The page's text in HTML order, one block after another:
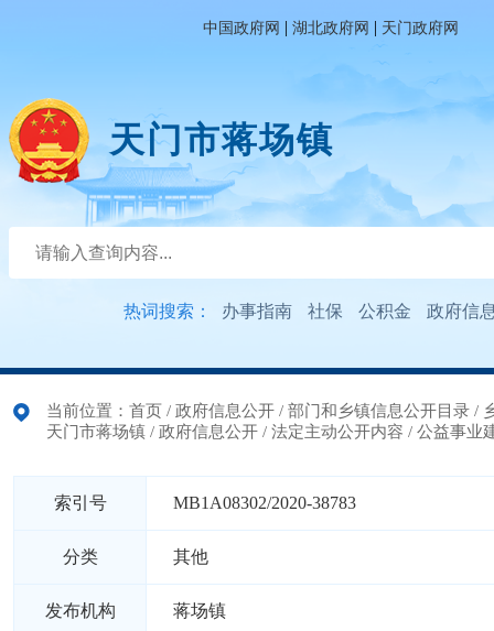
中国政府网 | 湖北政府网 | 天门政府网
天门市蒋场镇
热词搜索： 办事指南 社保 公积金 政府信
当前位置： 首页 / 政府信息公开 / 部门和乡镇信息公开目录 /
天门市蒋场镇 / 政府信息公开 / 法定主动公开内容 / 公益事业
索引号 MB1A08302/2020-38783
分类 其他
发布机构 蒋场镇